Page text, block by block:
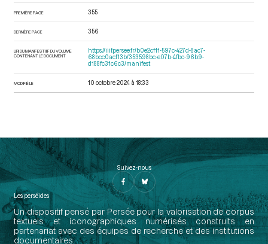
PREMIÈRE PAGE 355
DERNIÈRE PAGE 356
URI DU MANIFEST IIIF DU VOLUME
CONTENANT LE DOCUMENT
https://iiif.persee.fr/b0e2cf11-597c-427d-8ac7-
68bcc0acf13b/353598bc-e07b-4fbc-96b9-
d188fc31c6c3/manifest
MODIFIÉ LE 10 octobre 2024 à 18:33
Suivez-nous
Les perséides
Un dispositif pensé par Persée pour la valorisation de corpus
textuels et iconographiques numérisés construits en
partenariat avec des équipes de recherche et des institutions
documentaires.